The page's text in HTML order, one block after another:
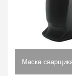
Маска